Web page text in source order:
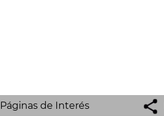
Páginas de Interés